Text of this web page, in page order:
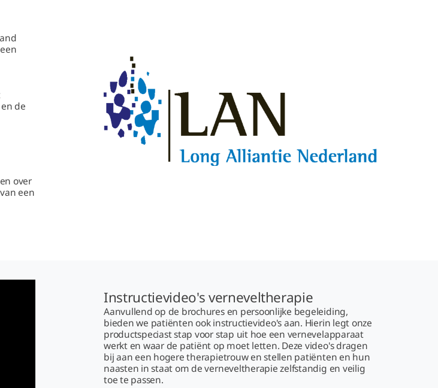
de
over
een
Instructievideo's verneveltherapie
Aanvullend op de brochures en persoonlijke begeleiding,
bieden we patiënten ook instructievideo's aan. Hierin legt onze
productspeciast stap voor stap uit hoe een vernevelapparaat
werkt en waar de patiënt op moet letten. Deze video's dragen
bij aan een hogere therapietrouw en stellen patiënten en hun
naasten in staat om de verneveltherapie zelfstandig en veilig
toe te passen.